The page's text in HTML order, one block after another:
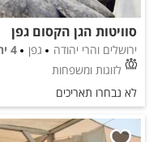
סוויטות הגן הקסום גפן
ירושלים והרי יהודה גפן
4 יחידות
לזוגות ומשפחות
לא נבחרו תאריכים